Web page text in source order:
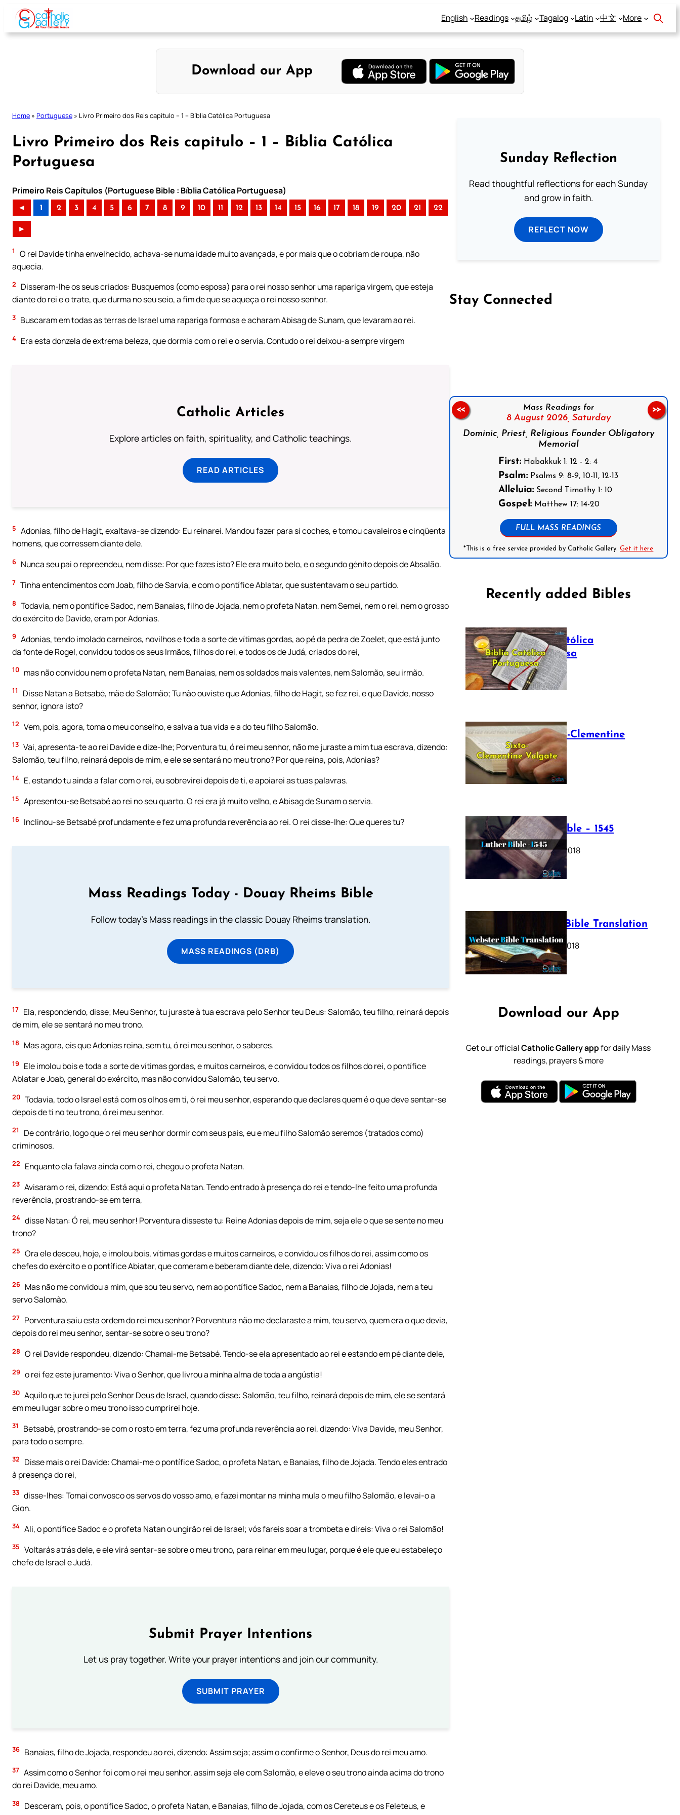
Skip
content
English Readings தமிழ் Tagalog Latin 中文 More
Download our App
Home » Portuguese » Livro Primeiro dos Reis capitulo – 1 – Bíblia Católica Portuguesa
Livro Primeiro dos Reis capitulo – 1 – Bíblia Católica
Portuguesa
Primeiro Reis Capítulos (Portuguese Bible : Bíblia Católica Portuguesa)
◄ 1 2 3 4 5 6 7 8 9 10 11 12 13 14 15 16 17 18 19 20 21 22
►
1
O rei Davide tinha envelhecido, achava-se numa idade muito avançada, e por mais que o cobriam de roupa, não
aquecia.
2
Disseram-lhe os seus criados: Busquemos (como esposa) para o rei nosso senhor uma rapariga virgem, que esteja
diante do rei e o trate, que durma no seu seio, a fim de que se aqueça o rei nosso senhor.
3 Buscaram em todas as terras de Israel uma rapariga formosa e acharam Abisag de Sunam, que levaram ao rei.
4 Era esta donzela de extrema beleza, que dormia com o rei e o servia. Contudo o rei deixou-a sempre virgem
Catholic Articles
Explore articles on faith, spirituality, and Catholic teachings.
READ ARTICLES
5 Adonias, filho de Hagit, exaltava-se dizendo: Eu reinarei. Mandou fazer para si coches, e tomou cavaleiros e cinqüenta
homens, que corressem diante dele.
6 Nunca seu pai o repreendeu, nem disse: Por que fazes isto? Ele era muito belo, e o segundo génito depois de Absalão.
7 Tinha entendimentos com Joab, filho de Sarvia, e com o pontífice Ablatar, que sustentavam o seu partido.
8 Todavia, nem o pontífice Sadoc, nem Banaias, filho de Jojada, nem o profeta Natan, nem Semei, nem o rei, nem o grosso
do exército de Davide, eram por Adonias.
9 Adonias, tendo imolado carneiros, novilhos e toda a sorte de vítimas gordas, ao pé da pedra de Zoelet, que está junto
da fonte de Rogel, convidou todos os seus Irmãos, filhos do rei, e todos os de Judá, criados do rei,
10 mas não convidou nem o profeta Natan, nem Banaias, nem os soldados mais valentes, nem Salomão, seu irmão.
11
Disse Natan a Betsabé, mãe de Salomão; Tu não ouviste que Adonias, filho de Hagit, se fez rei, e que Davide, nosso
senhor, ignora isto?
12 Vem, pois, agora, toma o meu conselho, e salva a tua vida e a do teu filho Salomão.
13 Vai, apresenta-te ao rei Davide e dize-lhe; Porventura tu, ó rei meu senhor, não me juraste a mim tua escrava, dizendo:
Salomão, teu filho, reinará depois de mim, e ele se sentará no meu trono? Por que reina, pois, Adonias?
14 E, estando tu ainda a falar com o rei, eu sobrevirei depois de ti, e apoiarei as tuas palavras.
15 Apresentou-se Betsabé ao rei no seu quarto. O rei era já muito velho, e Abisag de Sunam o servia.
16 Inclinou-se Betsabé profundamente e fez uma profunda reverência ao rei. O rei disse-lhe: Que queres tu?
Mass Readings Today - Douay Rheims Bible
Follow today's Mass readings in the classic Douay Rheims translation.
MASS READINGS (DRB)
17 Ela, respondendo, disse; Meu Senhor, tu juraste à tua escrava pelo Senhor teu Deus: Salomão, teu filho, reinará depois
de mim, ele se sentará no meu trono.
18 Mas agora, eis que Adonias reina, sem tu, ó rei meu senhor, o saberes.
19
Ele imolou bois e toda a sorte de vítimas gordas, e muitos carneiros, e convidou todos os filhos do rei, o pontífice
Ablatar e Joab, general do exército, mas não convidou Salomão, teu servo.
20 Todavia, todo o Israel está com os olhos em ti, ó rei meu senhor, esperando que declares quem é o que deve sentar-se
depois de ti no teu trono, ó rei meu senhor.
21
De contrário, logo que o rei meu senhor dormir com seus pais, eu e meu filho Salomão seremos (tratados como)
criminosos.
22 Enquanto ela falava ainda com o rei, chegou o profeta Natan.
23 Avisaram o rei, dizendo; Está aqui o profeta Natan. Tendo entrado à presença do rei e tendo-lhe feito uma profunda
reverência, prostrando-se em terra,
24 disse Natan: Ó rei, meu senhor! Porventura disseste tu: Reine Adonias depois de mim, seja ele o que se sente no meu
trono?
25 Ora ele desceu, hoje, e imolou bois, vítimas gordas e muitos carneiros, e convidou os filhos do rei, assim como os
chefes do exército e o pontífice Abiatar, que comeram e beberam diante dele, dizendo: Viva o rei Adonias!
26 Mas não me convidou a mim, que sou teu servo, nem ao pontífice Sadoc, nem a Banaias, filho de Jojada, nem a teu
servo Salomão.
27 Porventura saiu esta ordem do rei meu senhor? Porventura não me declaraste a mim, teu servo, quem era o que devia,
depois do rei meu senhor, sentar-se sobre o seu trono?
28 O rei Davide respondeu, dizendo: Chamai-me Betsabé. Tendo-se ela apresentado ao rei e estando em pé diante dele,
29 o rei fez este juramento: Viva o Senhor, que livrou a minha alma de toda a angústia!
30 Aquilo que te jurei pelo Senhor Deus de Israel, quando disse: Salomão, teu filho, reinará depois de mim, ele se sentará
em meu lugar sobre o meu trono isso cumprirei hoje.
31
Betsabé, prostrando-se com o rosto em terra, fez uma profunda reverência ao rei, dizendo: Viva Davide, meu Senhor,
para todo o sempre.
32
Disse mais o rei Davide: Chamai-me o pontífice Sadoc, o profeta Natan, e Banaias, filho de Jojada. Tendo eles entrado
à presença do rei,
33 disse-lhes: Tomai convosco os servos do vosso amo, e fazei montar na minha mula o meu filho Salomão, e levai-o a
Gion.
34 Ali, o pontífice Sadoc e o profeta Natan o ungirão rei de Israel; vós fareis soar a trombeta e direis: Viva o rei Salomão!
35 Voltarás atrás dele, e ele virá sentar-se sobre o meu trono, para reinar em meu lugar, porque é ele que eu estabeleço
chefe de Israel e Judá.
Submit Prayer Intentions
Let us pray together. Write your prayer intentions and join our community.
SUBMIT PRAYER
36 Banaias, filho de Jojada, respondeu ao rei, dizendo: Assim seja; assim o confirme o Senhor, Deus do rei meu amo.
37 Assim como o Senhor foi com o rei meu senhor, assim seja ele com Salomão, e eleve o seu trono ainda acima do trono
do rei Davide, meu amo.
38
Desceram, pois, o pontífice Sadoc, o profeta Natan, e Banaias, filho de Jojada, com os Cereteus e os Feleteus, e
Sunday Reflection
Read thoughtful reflections for each Sunday
and grow in faith.
REFLECT NOW
Stay Connected
Mass Readings for
8 August 2026, Saturday
Dominic, Priest, Religious Founder Obligatory
Memorial
First: Habakkuk 1: 12 - 2: 4
Psalm: Psalms 9: 8-9, 10-11, 12-13
Alleluia: Second Timothy 1: 10
Gospel: Matthew 17: 14-20
FULL MASS READINGS
*This is a free service provided by Catholic Gallery.Get it here
<< >>
Recently added Bibles
Bíblia Católica
Portuguesa
July 16, 2025
The Sixto-Clementine
Vulgate
July 12, 2025
Luther Bible – 1545
October 17, 2018
Webster Bible Translation
October 11, 2018
Download our App
Get our officialCatholic Gallery appfor daily Mass
readings, prayers & more